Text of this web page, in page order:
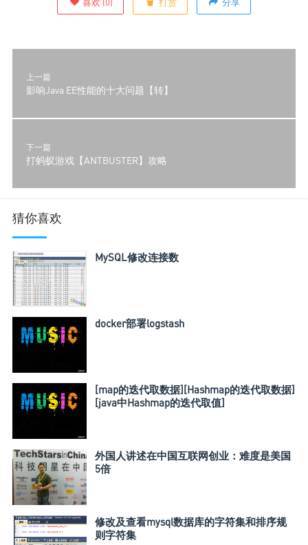
上一篇
影响Java EE性能的十大问题【转】
下一篇
打蚂蚁游戏【ANTBUSTER】攻略
猜你喜欢
MySQL修改连接数
docker部署logstash
[map的迭代取数据][Hashmap的迭代取数据]
[java中Hashmap的迭代取值]
外国人讲述在中国互联网创业：难度是美国
5倍
修改及查看mysql数据库的字符集和排序规
则字符集